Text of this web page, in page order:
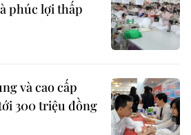
phúc lợi thấp
và cao cấp
300 triệu đồng